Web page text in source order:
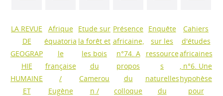
LA REVUE
DE
GEOGRAP
HIE
HUMAINE
ET
Afrique
équatoria
le
française
/
Eugène
Etude sur
la forêt et
les bois
du
Camerou
n /
Présence
africaine,
n°74. A
propos
du
colloque
Enquête
sur les
ressource
s
naturelles
du
Cahiers
d'études
africaines
, n°6. Une
hypohèse
pour